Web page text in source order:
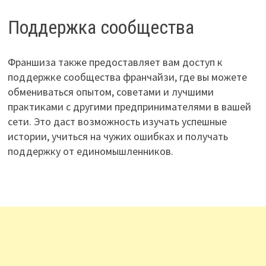
Поддержка сообщества
Франшиза также предоставляет вам доступ к
поддержке сообщества франчайзи, где вы можете
обмениваться опытом, советами и лучшими
практиками с другими предпринимателями в вашей
сети. Это даст возможность изучать успешные
истории, учиться на чужих ошибках и получать
поддержку от единомышленников.